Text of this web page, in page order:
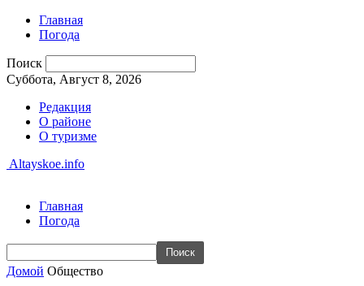
Главная
Погода
Поиск
Суббота, Август 8, 2026
Редакция
О районе
О туризме
Altayskoe.info
Главная
Погода
Домой Общество